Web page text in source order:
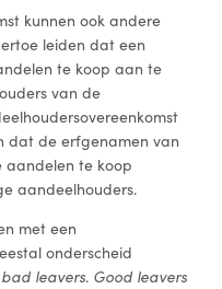
kunnen ook andere
leiden dat een
te koop aan te
van de
dat de erfgenamen van
aandelen te koop
aandeelhouders.
met een
onderscheid
bad leavers. Good leavers